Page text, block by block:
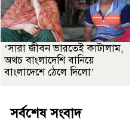
‘সারা জীবন ভারতেই কাটালাম,
অথচ বাংলাদেশি বানিয়ে
বাংলাদেশে ঠেলে দিলো’
সর্বশেষ সংবাদ